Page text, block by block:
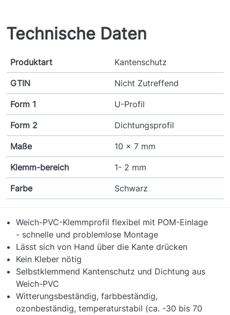
Technische Daten
Produktart Kantenschutz
GTIN Nicht Zutreffend
Form 1 U-Profil
Form 2 Dichtungsprofil
Maße 10 x 7 mm
Klemm-bereich 1- 2 mm
Farbe Schwarz
Weich-PVC-Klemmprofil flexibel mit POM-Einlage
- schnelle und problemlose Montage
Lässt sich von Hand über die Kante drücken
Kein Kleber nötig
Selbstklemmend Kantenschutz und Dichtung aus
Weich-PVC
Witterungsbeständig, farbbeständig,
ozonbeständig, temperaturstabil (ca. -30 bis 70